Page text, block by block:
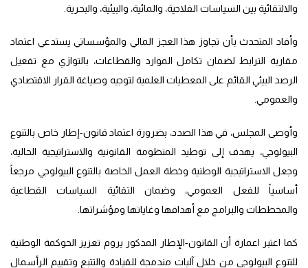
والالتقائية بين السياسات الفلاحية، والمائية، والبيئية، والبحرية.
وأفاد المتحدث بأن تجاوز هذا العجز المالي والمؤسساتي يستدعي اعتماد
مقاربة الترابط لضمان تكامل الموارد والقطاعات، بالتوازي مع تفعيل
الرصد البيئي القائم على المعطيات العلمية لتوجيه وصياغة القرار الاقتصادي
والعمومي.
وأوصى المجلس، في هذا الصدد، بضرورة اعتماد قانون-إطار خاص بالتنوع
البيولوجي، يهدف إلى توطيد المنظومة القانونية والاستراتيجية الحالية،
وجعل الاستراتيجية الوطنية وخطة العمل الخاصة بالتنوع البيولوجي مرجعاً
أساسياً للفعل العمومي، وضمان التقائية السياسات القطاعية
والمخططات والبرامج مع أهدافها وغاياتها ومؤشراتها.
كما اعتبر اعمارة أن القانون-الإطار المذكور يروم تعزيز الحوكمة الوطنية
للتنوع البيولوجي من خلال آليات مندمجة للقيادة والتتبع وتقييم الرأسمال